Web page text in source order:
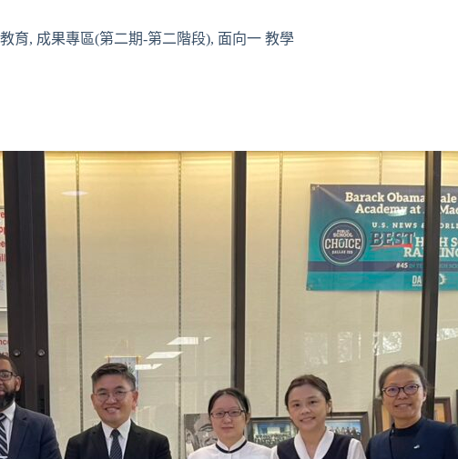
育, 成果專區(第二期-第二階段), 面向一 教學